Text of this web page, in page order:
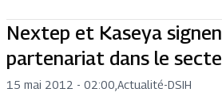
Nextep et Kaseya
partenariat dans le
15 mai 2012 - 02:00 Actualité-DSIH